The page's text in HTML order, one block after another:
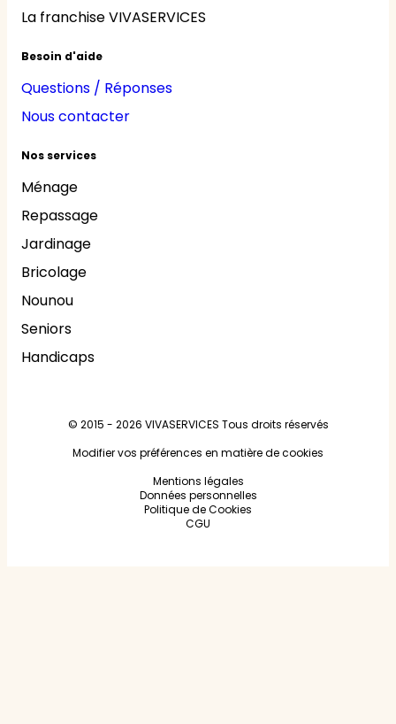
La franchise VIVASERVICES
Besoin d'aide
Questions / Réponses
Nous contacter
Nos services
Ménage
Repassage
Jardinage
Bricolage
Nounou
Seniors
Handicaps
© 2015 - 2026 VIVASERVICES Tous droits réservés
Modifier vos préférences en matière de cookies
Mentions légales
Données personnelles
Politique de Cookies
CGU